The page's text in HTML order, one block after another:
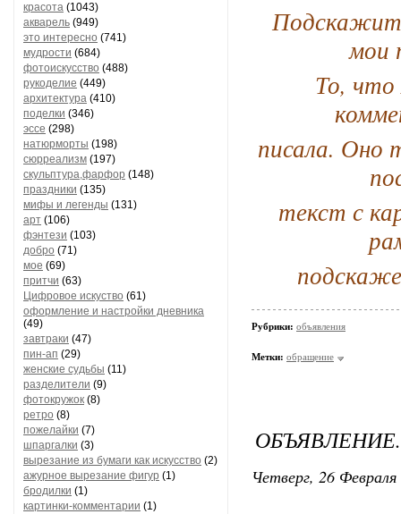
красота (1043)
акварель (949)
это интересно (741)
мудрости (684)
фотоискусство (488)
рукоделие (449)
архитектура (410)
поделки (346)
эссе (298)
натюрморты (198)
сюрреализм (197)
скульптура,фарфор (148)
праздники (135)
мифы и легенды (131)
арт (106)
фэнтези (103)
добро (71)
мое (69)
притчи (63)
Цифровое искуство (61)
оформление и настройки дневника
(49)
завтраки (47)
пин-ап (29)
женские судьбы (11)
разделители (9)
фотокружок (8)
ретро (8)
пожелайки (7)
шпаргалки (3)
вырезание из бумаги как искусство (2)
ажурное вырезание фигур (1)
бродилки (1)
картинки-комментарии (1)
мои
То, что
писала. Оно
текст с
Рубрики: объявления
Метки: обращение
Четверг, 26